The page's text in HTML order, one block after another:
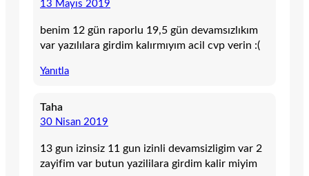
13 Mayıs 2019
benim 12 gün raporlu 19,5 gün devamsızlıkım
var yazılılara girdim kalırmıyım acil cvp verin :(
Yanıtla
Taha
30 Nisan 2019
13 gun izinsiz 11 gun izinli devamsizligim var 2
zayifim var butun yazililara girdim kalir miyim